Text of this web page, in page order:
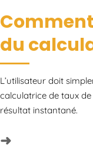
du
L’utilisateur doit
calculatrice de taux
résultat instantané.